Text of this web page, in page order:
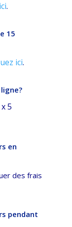
.
15
ici.
5
en
des frais
pendant